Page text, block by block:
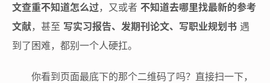
文查重不知道怎么过，又或者 不知道去哪里找最新的参考
文献，甚至 写实习报告、发期刊论文、写职业规划书 遇
到了困难，都别一个人硬扛。
你看到页面最底下的那个二维码了吗？直接扫一下，